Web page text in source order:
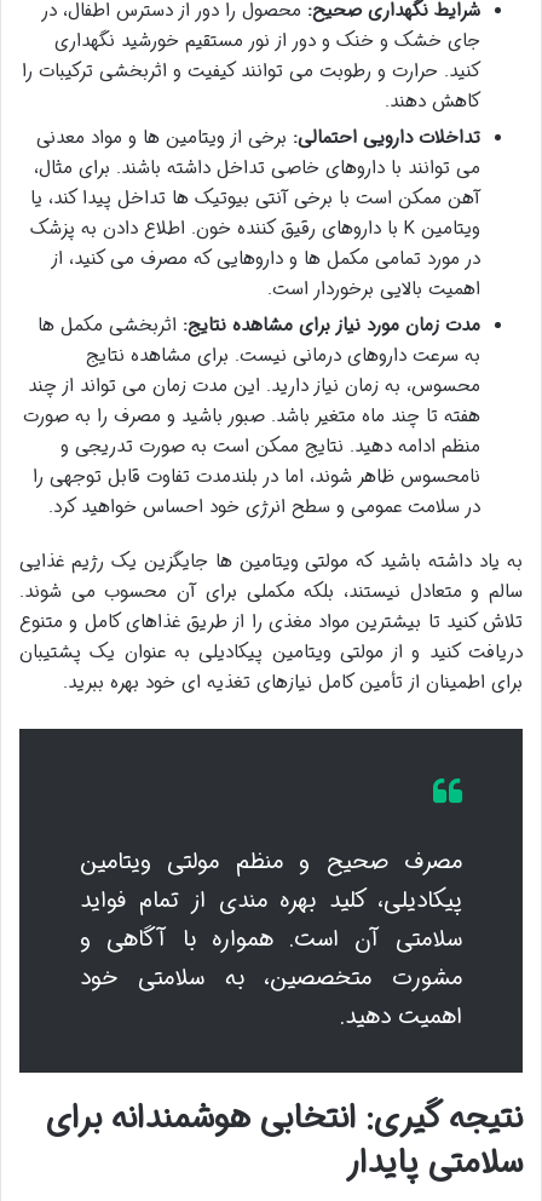
شرایط نگهداری صحیح: محصول را دور از دسترس اطفال، در
جای خشک و خنک و دور از نور مستقیم خورشید نگهداری
کنید. حرارت و رطوبت می توانند کیفیت و اثربخشی ترکیبات را
کاهش دهند.
تداخلات دارویی احتمالی: برخی از ویتامین ها و مواد معدنی
می توانند با داروهای خاصی تداخل داشته باشند. برای مثال،
آهن ممکن است با برخی آنتی بیوتیک ها تداخل پیدا کند، یا
ویتامین K با داروهای رقیق کننده خون. اطلاع دادن به پزشک
در مورد تمامی مکمل ها و داروهایی که مصرف می کنید، از
اهمیت بالایی برخوردار است.
مدت زمان مورد نیاز برای مشاهده نتایج: اثربخشی مکمل ها
به سرعت داروهای درمانی نیست. برای مشاهده نتایج
محسوس، به زمان نیاز دارید. این مدت زمان می تواند از چند
هفته تا چند ماه متغیر باشد. صبور باشید و مصرف را به صورت
منظم ادامه دهید. نتایج ممکن است به صورت تدریجی و
نامحسوس ظاهر شوند، اما در بلندمدت تفاوت قابل توجهی را
در سلامت عمومی و سطح انرژی خود احساس خواهید کرد.
به یاد داشته باشید که مولتی ویتامین ها جایگزین یک رژیم غذایی
سالم و متعادل نیستند، بلکه مکملی برای آن محسوب می شوند.
تلاش کنید تا بیشترین مواد مغذی را از طریق غذاهای کامل و متنوع
دریافت کنید و از مولتی ویتامین پیکادیلی به عنوان یک پشتیبان
برای اطمینان از تأمین کامل نیازهای تغذیه ای خود بهره ببرید.
مصرف صحیح و منظم مولتی ویتامین
پیکادیلی، کلید بهره مندی از تمام فواید
سلامتی آن است. همواره با آگاهی و
مشورت متخصصین، به سلامتی خود
اهمیت دهید.
نتیجه گیری: انتخابی هوشمندانه برای
سلامتی پایدار